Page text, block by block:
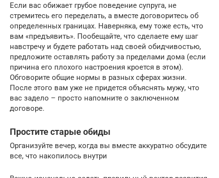
Если вас обижает грубое поведение супруга, не
стремитесь его переделать, а вместе договоритесь об
определенных границах. Наверняка, ему тоже есть, что
вам «предъявить». Пообещайте, что сделаете ему шаг
навстречу и будете работать над своей обидчивостью,
предложите оставлять работу за пределами дома (если
причина его плохого настроения кроется в этом).
Обговорите общие нормы в разных сферах жизни.
После этого вам уже не придется объяснять мужу, что
вас задело – просто напомните о заключенном
договоре.
Простите старые обиды
Организуйте вечер, когда вы вместе аккуратно обсудите
все, что накопилось внутри